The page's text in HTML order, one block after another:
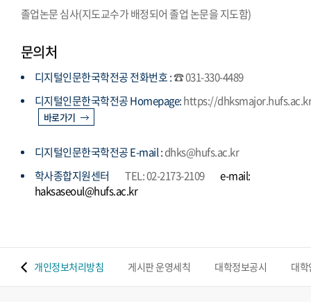
졸업논문 심사(지도교수가 배정되어 졸업 논문을 지도함)
문의처
디지털인문한국학전공 전화번호 :☎ 031-330-4489
디지털인문한국학전공 Homepage:https://
바로가기
디지털인문한국학전공 E-mail :dhks@hufs.ac.kr
학사종합지원센터
TEL: 02-2173-2109
e-mail:
haksaseoul@hufs.ac.kr
개인정보처리방침 게시판 운영세칙 대학정보공시 대